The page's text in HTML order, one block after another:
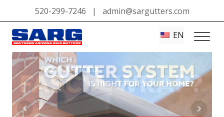
520-299-7246 | admin@sargutters.com
EN